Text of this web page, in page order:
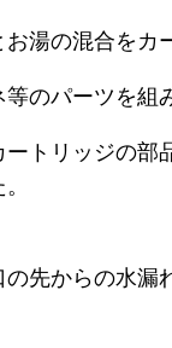
湯の混合をカ
のパーツを組
トリッジの
先からの水